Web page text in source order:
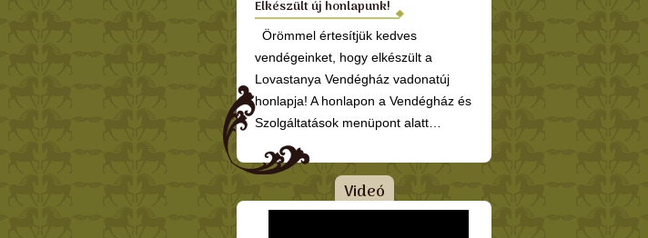
Elkészült új honlapunk!
Örömmel értesítjük kedves
vendégeinket, hogy elkészült a
Lovastanya Vendégház vadonatúj
honlapja! A honlapon a Vendégház és
Szolgáltatások menüpont alatt…
Videó